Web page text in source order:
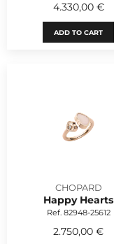
4.330,00 €
ADD TO CART
CHOPARD
Happy Hearts
Ref. 82948-25612
2.750,00 €